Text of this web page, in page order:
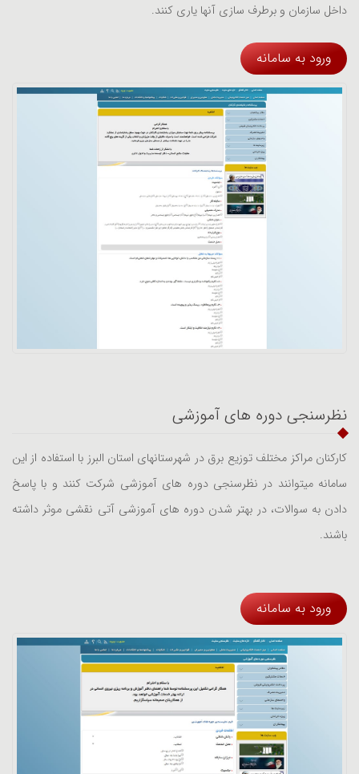
داخل سازمان و برطرف سازی آنها یاری کنند.
ورود به سامانه
نظرسنجی دوره های آموزشی
کارکنان مراکز مختلف توزیع برق در شهرستانهای استان البرز با استفاده از این
سامانه میتوانند در نظرسنجی دوره های آموزشی شرکت کنند و با پاسخ
دادن به سوالات، در بهتر شدن دوره های آموزشی آتی نقشی موثر داشته
باشند.
ورود به سامانه